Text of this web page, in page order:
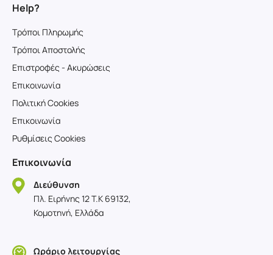
Help?
Τρόποι Πληρωμής
Τρόποι Αποστολής
Επιστροφές - Ακυρώσεις
Επικοινωνία
Πολιτική Cookies
Επικοινωνία
Ρυθμίσεις Cookies
Επικοινωνία
Διεύθυνση
Πλ. Ειρήνης 12 T.K 69132,
Κομοτηνή, Ελλάδα
Ωράριο λειτουργίας